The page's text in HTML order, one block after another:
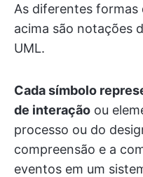
As diferentes formas
acima são notações
UML.
Cada símbolo
de interação ou
processo ou do
compreensão e a
eventos em um